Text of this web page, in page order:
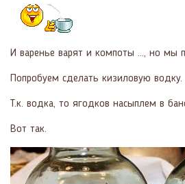
И варенье варят и компоты …, но мы
Попробуем сделать кизиловую водку.
Т.к. водка, то ягодков насыплем в
Вот так.